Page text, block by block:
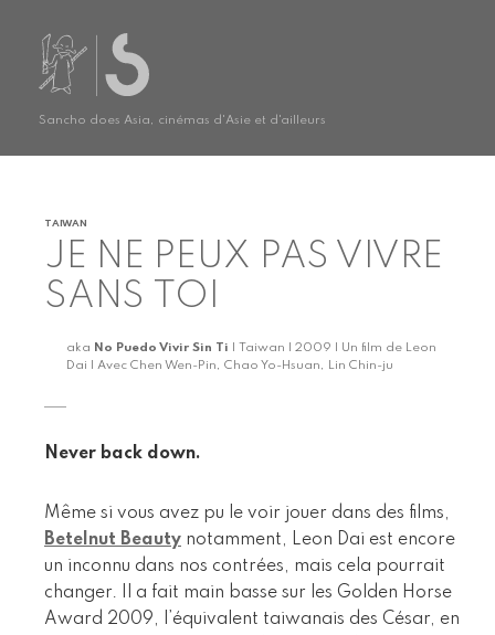
Sancho does Asia, cinémas d'Asie et d'ailleurs
TAIWAN
JE NE PEUX PAS VIVRE
SANS TOI
aka No Puedo Vivir Sin Ti
| Taiwan | 2009 | Un film de Leon
Dai | Avec Chen Wen-Pin, Chao Yo-Hsuan, Lin Chin-ju
Never back down.
Même si vous avez pu le voir jouer dans des films,
Betelnut Beauty notamment, Leon Dai est encore
un inconnu dans nos contrées, mais cela pourrait
changer. Il a fait main basse sur les Golden Horse
Award 2009, l’équivalent taiwanais des César, en